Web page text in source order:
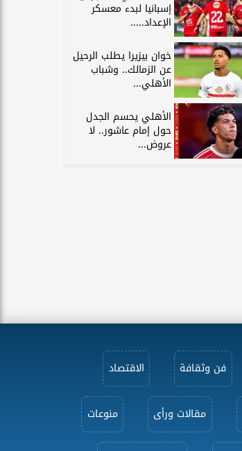
إسبانيا لبدء معسكر
الإعداد.....
خوان بيزيرا يطلب الرحيل
عن الزمالك.. وشباب
الأهلي...
الأهلي يحسم الجدل
حول إمام عاشور.. لا
عروض...
فن وثقافة الاقتصاد
مقالات ورأى منوعات